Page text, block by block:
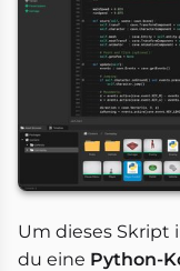
Um dieses Skript
du eine Python-